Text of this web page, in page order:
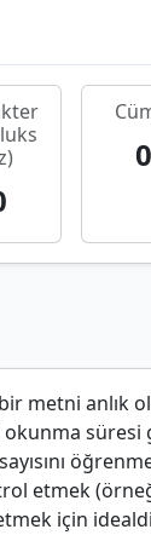
0
metni anlık
okunma
etmek
için